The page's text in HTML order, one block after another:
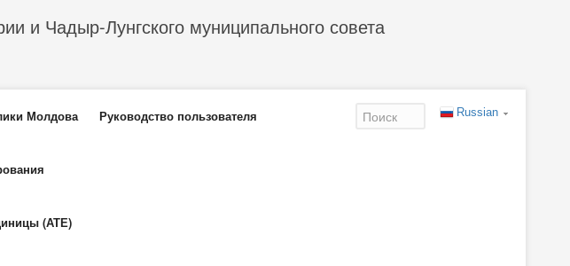
и Чадыр-Лунгского муниципального совета
Молдова Руководство пользователя
(АТЕ)
Russian